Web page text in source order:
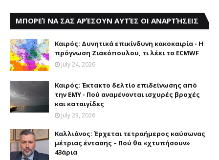
ΜΠΟΡΕΊ ΝΑ ΣΑΣ ΑΡΈΣΟΥΝ ΑΥΤΈΣ ΟΙ ΑΝΑΡΤΉΣΕΙΣ
Καιρός: Δυνητικά επικίνδυνη κακοκαιρία - Η
πρόγνωση Ζιακόπουλου, τι λέει το ECMWF
July 24, 2026
Καιρός: Έκτακτο δελτίο επιδείνωσης από
την EMY - Πού αναμένονται ισχυρές βροχές
και καταιγίδες
July 23, 2026
Καλλιάνος: Έρχεται τετραήμερος καύσωνας
μέτριας έντασης – Πού θα «χτυπήσουν»
43άρια